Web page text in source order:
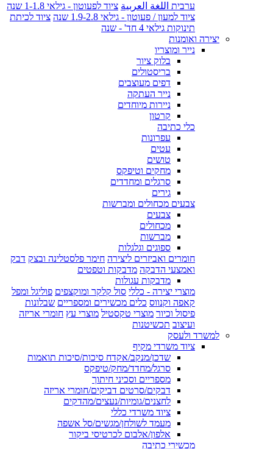
ערבית اللغة العربية ציוד לפעוטון - גילאי 1-1.8 שנה
ציוד למעון / פעוטון - גילאי 1.9-2.8 שנה
ציוד לכיתת
תינוקות גילאי 4 חד' - שנה
יצירה ואומנות
נייר ומוצריו
בלוק ציור
בריסטולים
דפים מעוצבים
נייר העתקה
ניירות מיוחדים
קרטון
כלי כתיבה
עפרונות
עטים
טושים
מחקים וטיפקס
סרגלים ומחדדים
גירים
צבעים מכחולים ומברשות
צבעים
מכחולים
מברשות
ספוגים וגלגלות
חומרים ואביזרים ליצירה חימר פלסטלינה ובצק דבק
ואמצעי הדבקה מדבקות וטפטים
מדבקות עגולות
מוצרי יצירה - כללי סול קלקר ומוקצפים פוליגל ומפל
קאפה וקנווס כלים מכשירים ומספריים שבלונות
פיסול וכיור מוצרי טקסטיל מוצרי עץ חומרי אריזה
ועיצוב תכשיטנות
למשרד ולעסק
ציוד משרדי מקיף
שדכן/מנקב/אקדח סיכות/סיכות תואמות
סרגל/מחדד/מחק/טיפקס
מספריים וסכיני חיתוך
דבקים/סרטים דביקים/חומרי אריזה
לחצנים/גומיות/נעצים/מהדקים
ציוד משרדי כללי
מעמד לשולחן/מגשים/סל אשפה
אלפון/אלבום לכרטיסי ביקור
מכשירי כתיבה